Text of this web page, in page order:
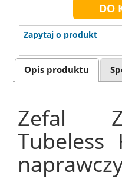
Zapytaj o produkt
Opis produktu
Zefal